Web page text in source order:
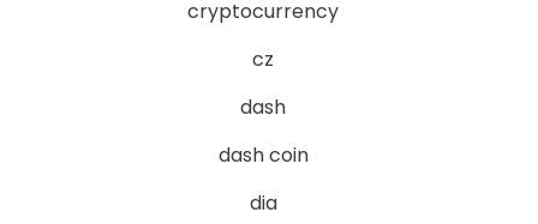
cryptocurrency
cz
dash
dash coin
dia